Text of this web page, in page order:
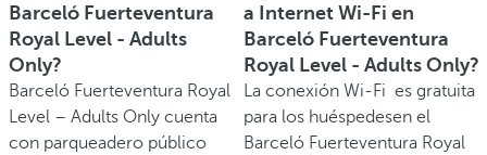
Barceló Fuerteventura
Royal Level - Adults
Only?
Barceló Fuerteventura Royal
Level – Adults Only cuenta
con parqueadero público
a Internet Wi-Fi en
Barceló Fuerteventura
Royal Level - Adults Only?
La conexión Wi-Fi es gratuita
para los huéspedesen el
Barceló Fuerteventura Royal